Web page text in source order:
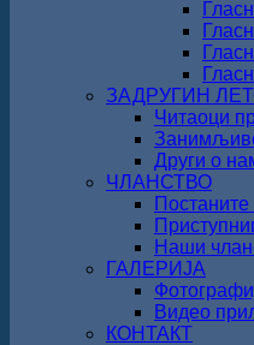
ЗАДРУГИН
Читаоци
Други о
ЧЛАНСТВО
Постаните
Наши
ГАЛЕРИЈА
Видео
КОНТАКТ